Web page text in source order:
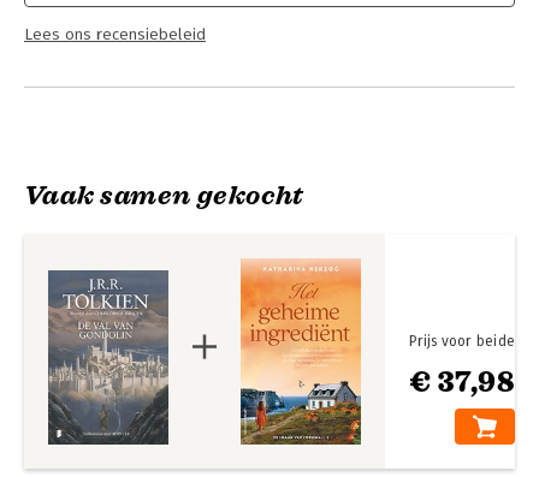
Lees ons recensiebeleid
Vaak samen gekocht
€ 37,98
Prijs voor beide